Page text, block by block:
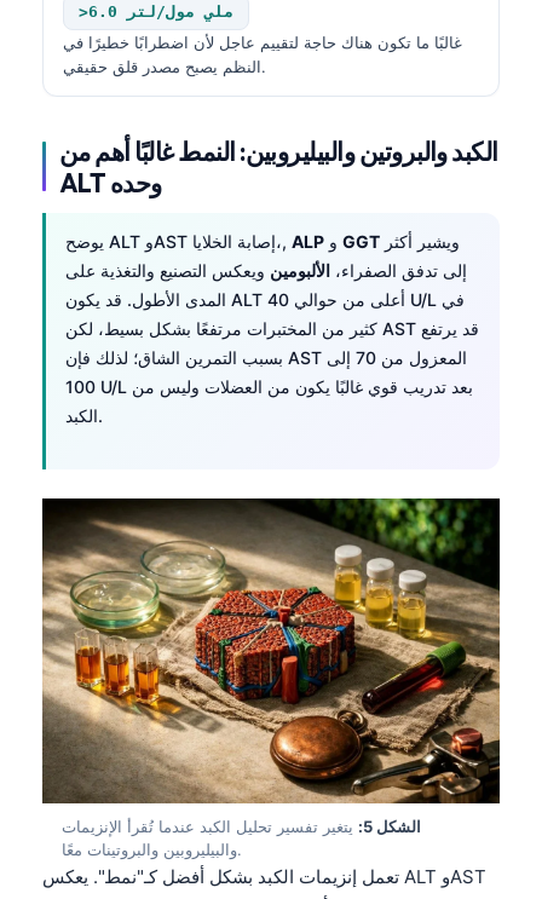
>6.0 ملي مول/لتر
غالبًا ما تكون هناك حاجة لتقييم عاجل لأن اضطرابًا خطيرًا في
النظم يصبح مصدر قلق حقيقي.
الكبد والبروتين والبيليروبين: النمط غالبًا أهم من
ALT وحده
يوضح ALT وAST إصابة الخلايا،, ALP GGT
إلى تدفق الصفراء، الألبومين ويعكس التصنيع والتغذية على
المدى الأطول. قد يكون ALT أعلى من حوالي 40 U/L في
كثير من المختبرات مرتفعًا بشكل بسيط، لكن AST قد يرتفع
بسبب التمرين الشاق؛ لذلك فإن AST المعزول من 70 إلى
100 U/L بعد تدريب قوي غالبًا يكون من العضلات وليس من
الكبد.
الشكل 5:
يتغير تفسير تحليل الكبد عندما تُقرأ الإنزيمات
والبيليروبين والبروتينات معًا.
تعمل إنزيمات الكبد بشكل أفضل كـ"نمط". يعكس ALT وAST